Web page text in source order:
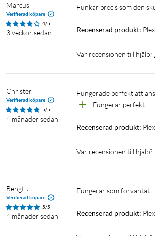
Marcus
Verifierad köpare
4/5
3 veckor sedan
Funkar precis som den
Recenserad produkt:
Var recensionen till hjälp?
Christer
Verifierad köpare
5/5
4 månader sedan
Fungerade perfekt att
Fungerar perfekt
Recenserad produkt:
Var recensionen till hjälp?
Bengt J
Verifierad köpare
5/5
4 månader sedan
Fungerar som förväntat
Recenserad produkt: